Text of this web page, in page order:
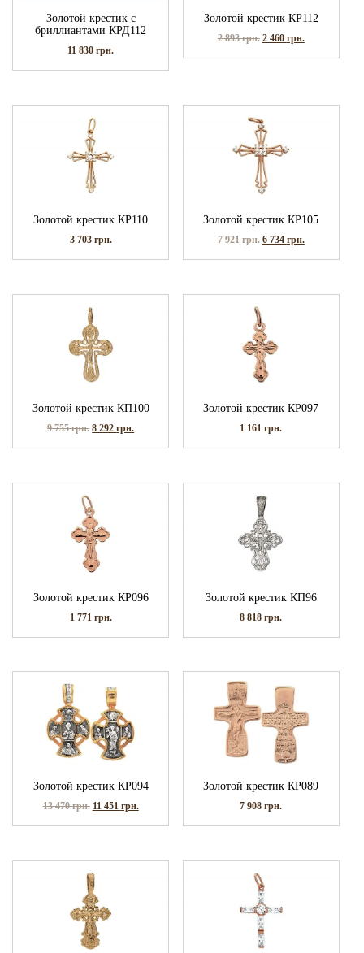
Золотой крестик с
бриллиантами КРД112
11 830грн.
Золотой крестик КР112
2 893грн. 2 460 грн.
Золотой крестик КР110
3 703 грн.
Золотой крестик КР105
7 921грн. 6 734 грн.
Золотой крестик КП100
9 755грн. 8 292грн.
Золотой крестик КР097
1 161грн.
Золотой крестик КР096
1 771 грн.
Золотой крестик КП96
8 818грн.
Золотой крестик КР094
13 470грн. 11 451 грн.
Золотой крестик КР089
7 908грн.